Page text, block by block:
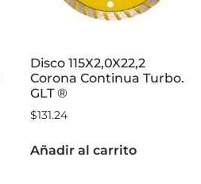
Disco 115X2,0X22,2
Corona Continua Turbo.
GLT ®
$131.24
Añadir al carrito